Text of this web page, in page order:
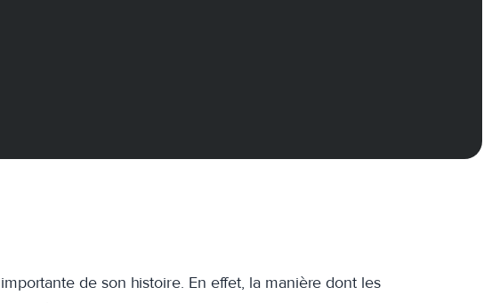
de son histoire. En effet, la manière dont les